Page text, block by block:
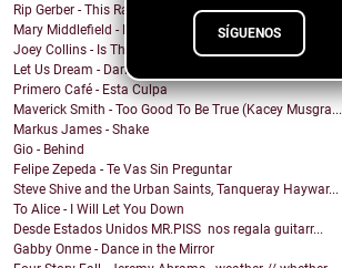
SÍGUENOS
Rip Gerber - This Ranch Is My Church
Mary Middlefield - Bite Me
Joey Collins - Is This What We're Living For?
Let Us Dream - Darling
Primero Café - Esta Culpa
Maverick Smith - Too Good To Be True (Kacey Musgra...
Markus James - Shake
Gio - Behind
Felipe Zepeda - Te Vas Sin Preguntar
Steve Shive and the Urban Saints, Tanqueray Haywar...
To Alice - I Will Let You Down
Desde Estados Unidos MR.PISS nos regala guitarr...
Gabby Onme - Dance in the Mirror